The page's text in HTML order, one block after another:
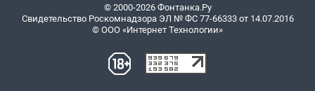
© 2000-2026 Фонтанка.Ру
Свидетельство Роскомнадзора ЭЛ № ФС 77-66333 от 14.07.2016
© ООО «Интернет Технологии»